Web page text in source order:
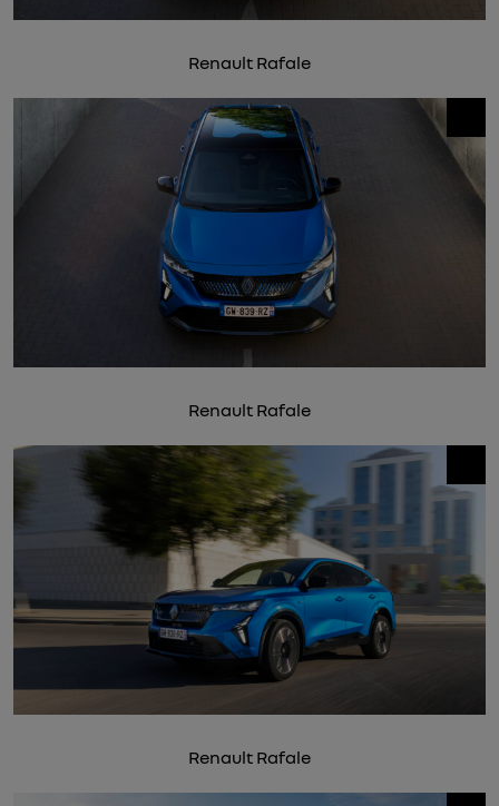
Renault Rafale
Renault Rafale
Renault Rafale